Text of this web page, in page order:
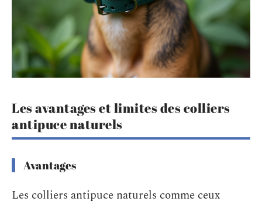
Les avantages et limites des colliers
antipuce naturels
Avantages
Les colliers antipuce naturels comme ceux